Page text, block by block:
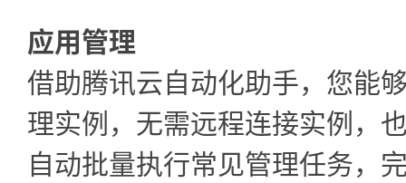
应用管理
借助腾讯云自动化助手，您能
理实例，无需远程连接实例，
自动批量执行常见管理任务，